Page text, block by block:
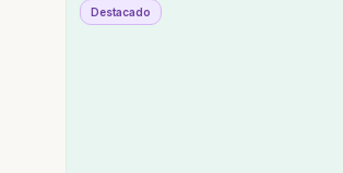
Destacado